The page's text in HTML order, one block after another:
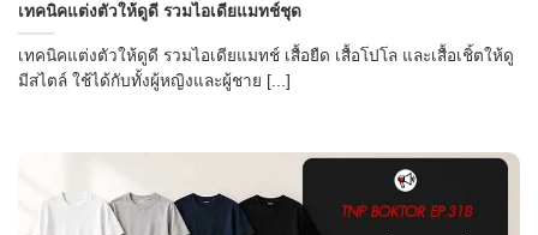
เทคนิคแต่งตัวให้ดูดี รวมไอเดียแมทช์ชุด
เทคนิคแต่งตัวให้ดูดี รวมไอเดียแมทช์ เสื้อยืด เสื้อโปโล และเสื้อเชิ้ตให้ดู
มีสไตล์ ใช้ได้กับทั้งผู้หญิงและผู้ชาย [...]